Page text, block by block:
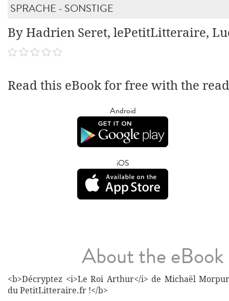
SPRACHE - SONSTIGE
By Hadrien Seret, lePetitLitteraire,
Read this eBook for free with the
Android
iOS
About the eBook
<b>Décryptez <i>Le Roi Arthur</i> de Michaël
du PetitLitteraire.fr !</b>